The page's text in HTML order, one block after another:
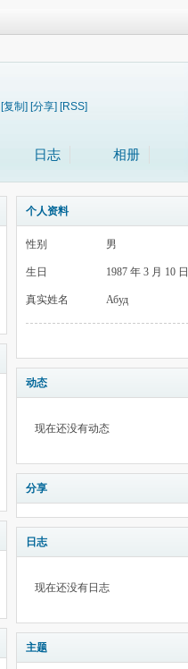
[复制] [分享] [RSS]
日志 相册
个人资料
性别 男
生日 1987 年 3 月 10 日
真实姓名 Абуд
动态
现在还没有动态
分享
日志
现在还没有日志
主题